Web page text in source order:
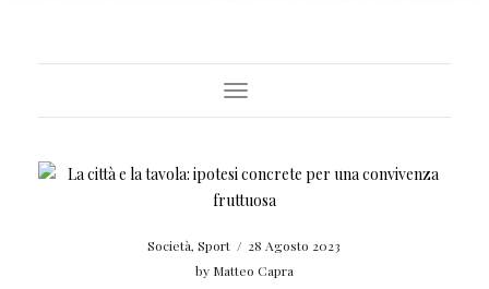
Toggle Navigation
Società,Sport / 28 Agosto 2023
by Matteo Capra